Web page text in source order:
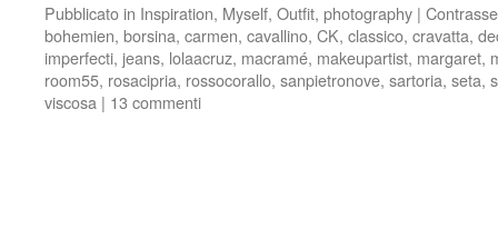
Pubblicato in Inspiration, Myself, Outfit, photography |
bohemien, borsina, carmen, cavallino, CK, classico, cravatta,
imperfecti, jeans, lolaacruz, macramé, makeupartist, margaret,
room55, rosacipria, rossocorallo, sanpietronove, sartoria, seta,
viscosa | 13 commenti